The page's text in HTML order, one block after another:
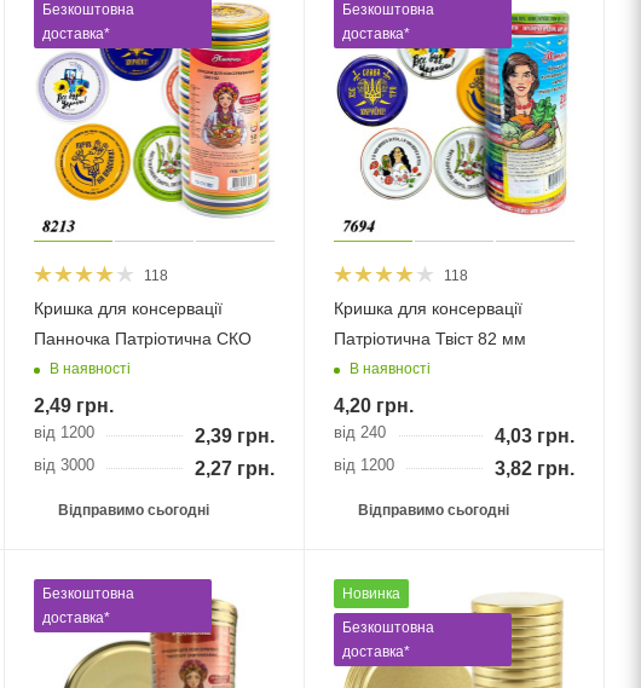
Безкоштовна
доставка*
118
Кришка для консервації
Панночка Патріотична СКО
В наявності
2,49грн.
від 1200 2,39грн.
від 3000 2,27грн.
Відправимо сьогодні
Безкоштовна
доставка*
118
Кришка для консервації
Патріотична Твіст 82 мм
В наявності
4,20грн.
від 240 4,03 грн.
від 1200 3,82 грн.
Відправимо сьогодні
Безкоштовна
доставка*
Новинка
Безкоштовна
доставка*